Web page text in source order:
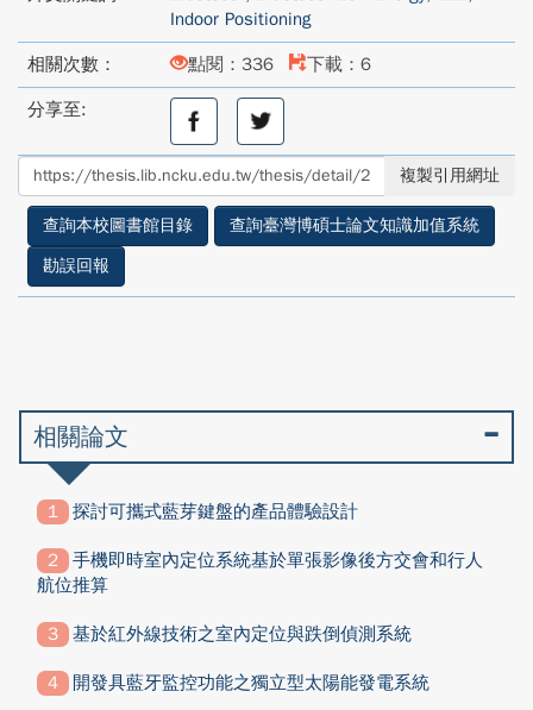
Indoor Positioning
相關次數： 點閱：336 下載：6
分享至:
分
至
facebook
分
享
至
twitter
複製引用網址
查詢本校圖書館目錄
查詢臺灣博碩士論文知識加值系統
勘誤回報
相關論文
探討可攜式藍芽鍵盤的產品體驗設計
手機即時室內定位系統基於單張影像後方交會和行人
航位推算
基於紅外線技術之室內定位與跌倒偵測系統
開發具藍牙監控功能之獨立型太陽能發電系統